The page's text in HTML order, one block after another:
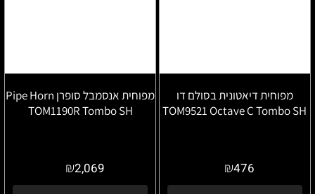
מפוחית דיאטונית בסולם דו
TOM9521 Octave C Tombo SH
₪476
מפוחית אנסמבל סופרן Pipe Horn
TOM1190R Tombo SH
₪2,069